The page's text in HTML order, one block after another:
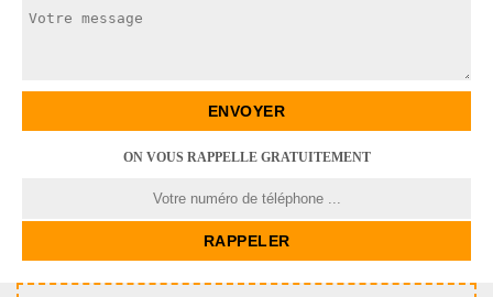
ON VOUS RAPPELLE GRATUITEMENT